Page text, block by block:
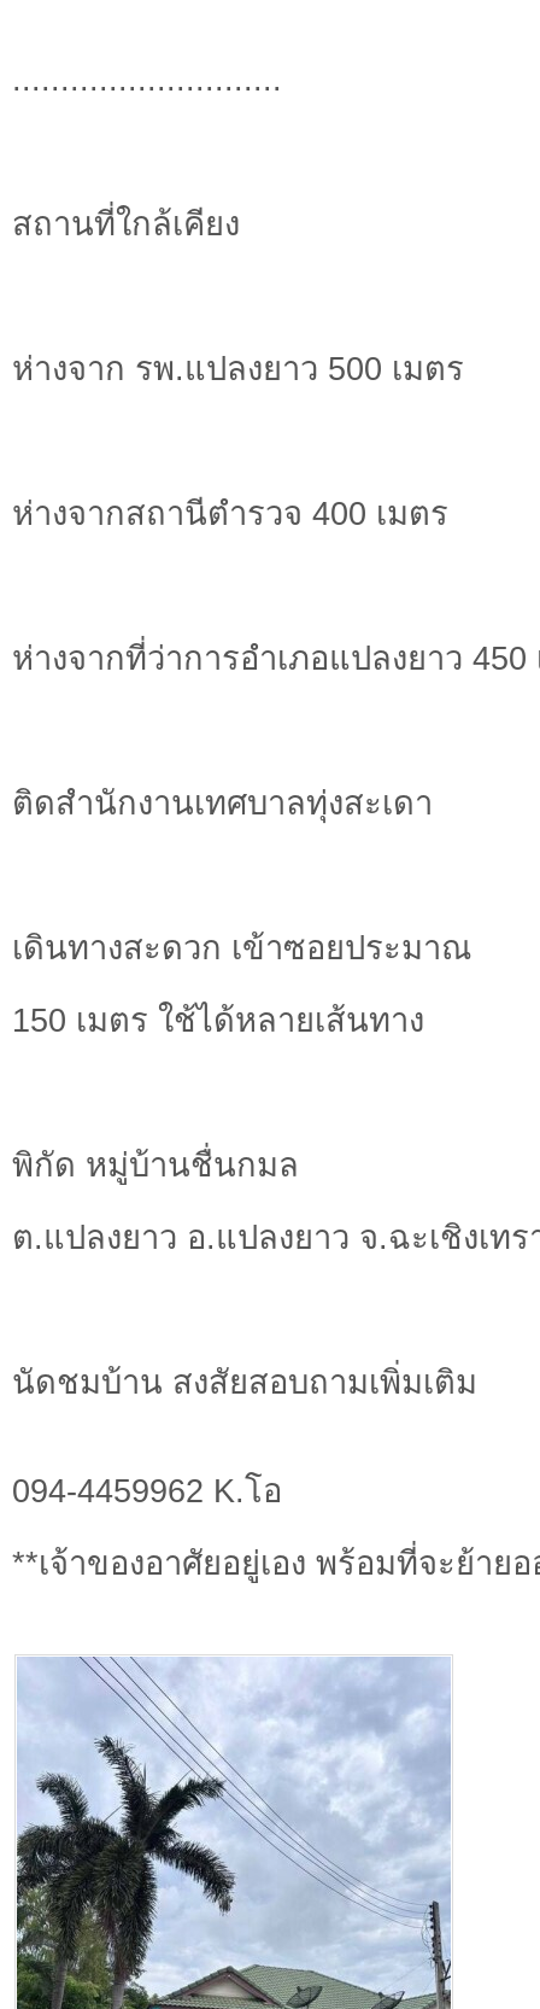
............................
สถานที่ใกล้เคียง
ห่างจาก รพ.แปลงยาว 500 เมตร
ห่างจากสถานีตำรวจ 400 เมตร
ห่างจากที่ว่าการอำเภอแปลงยาว 450
ติดสำนักงานเทศบาลทุ่งสะเดา
เดินทางสะดวก เข้าซอยประมาณ
150 เมตร ใช้ได้หลายเส้นทาง
พิกัด หมู่บ้านชื่นกมล
ต.แปลงยาว อ.แปลงยาว จ.ฉะเชิงเทร
นัดชมบ้าน สงสัยสอบถามเพิ่มเติม
094-4459962 K.โอ
**เจ้าของอาศัยอยู่เอง พร้อมที่จะย้าย